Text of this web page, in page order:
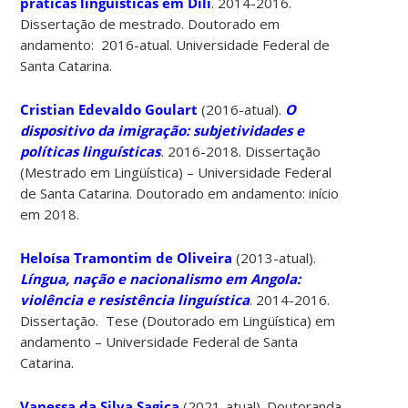
Dissertação de mestrado. Doutorado em
andamento: 2016-atual. Universidade Federal de
Santa Catarina.
Cristian Edevaldo Goulart (2016-atual). O
dispositivo da imigração: subjetividades e
políticas linguísticas. 2016-2018. Dissertação
(Mestrado em Lingüística) – Universidade Federal
de Santa Catarina. Doutorado em andamento: início
em 2018.
Heloísa Tramontim de Oliveira (2013-atual).
Língua, nação e nacionalismo em Angola:
violência e resistência linguística. 2014-2016.
Dissertação. Tese (Doutorado em Lingüística) em
andamento – Universidade Federal de Santa
Catarina.